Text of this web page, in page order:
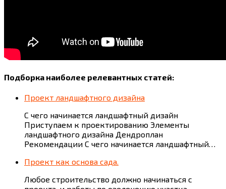
Подборка наиболее релевантных статей:
Проект ландшафтного дизайна
С чего начинается ландшафтный дизайн
Приступаем к проектированию Элементы
ландшафтного дизайна Дендроплан
Рекомендации С чего начинается ландшафтный…
Проект как основа сада.
Любое строительство должно начинаться с